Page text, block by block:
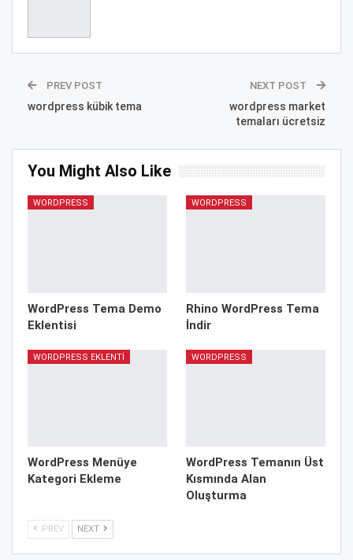
PREV POST
wordpress kübik tema
NEXT POST
wordpress market
temaları ücretsiz
You Might Also Like
WORDPRESS
WordPress Tema Demo
Eklentisi
WORDPRESS
Rhino WordPress Tema
İndir
WORDPRESS EKLENTI
WordPress Menüye
Kategori Ekleme
WORDPRESS
WordPress Temanın Üst
Kısmında Alan
Oluşturma
PREV NEXT